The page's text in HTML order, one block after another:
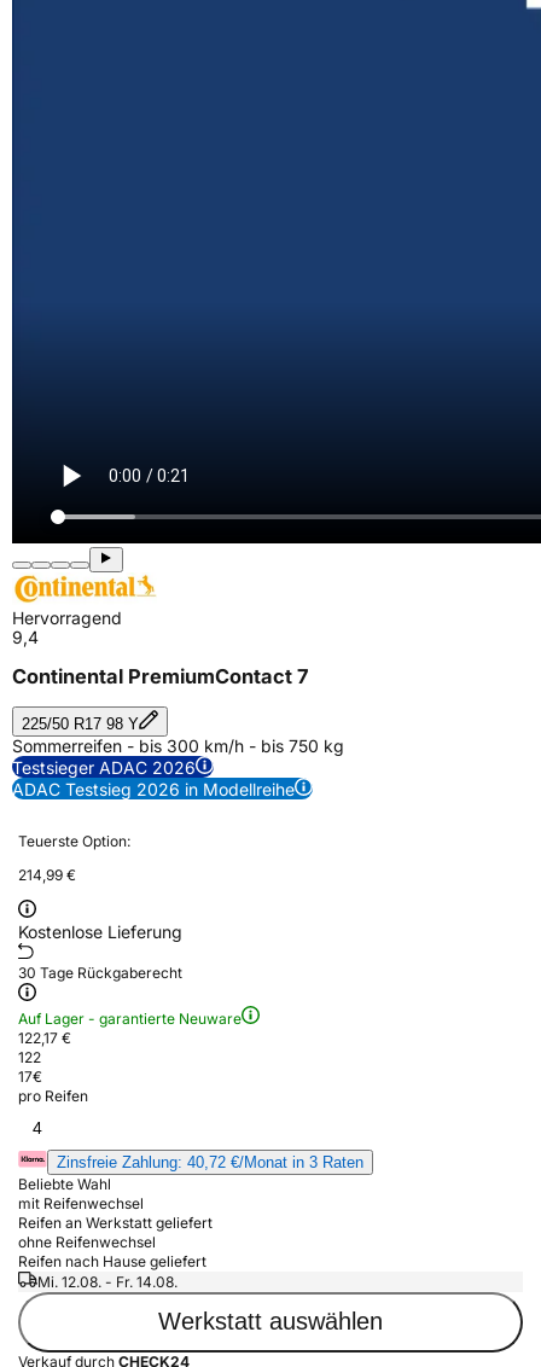
Hervorragend
9,4
Continental PremiumContact 7
225/50 R17 98 Y
Sommerreifen - bis 300 km/h - bis 750 kg
Testsieger ADAC 2026
ADAC Testsieg 2026 in Modellreihe
Teuerste Option:
214,99 €
Kostenlose Lieferung
30 Tage Rückgaberecht
Auf Lager - garantierte Neuware
122,17 €
122
17€
pro Reifen
4
Zinsfreie Zahlung: 40,72 €/Monat in 3 Raten
Beliebte Wahl
mit Reifenwechsel
Reifen an Werkstatt geliefert
ohne Reifenwechsel
Reifen nach Hause geliefert
Mi. 12.08. - Fr. 14.08.
Werkstatt auswählen
Verkauf durch CHECK24